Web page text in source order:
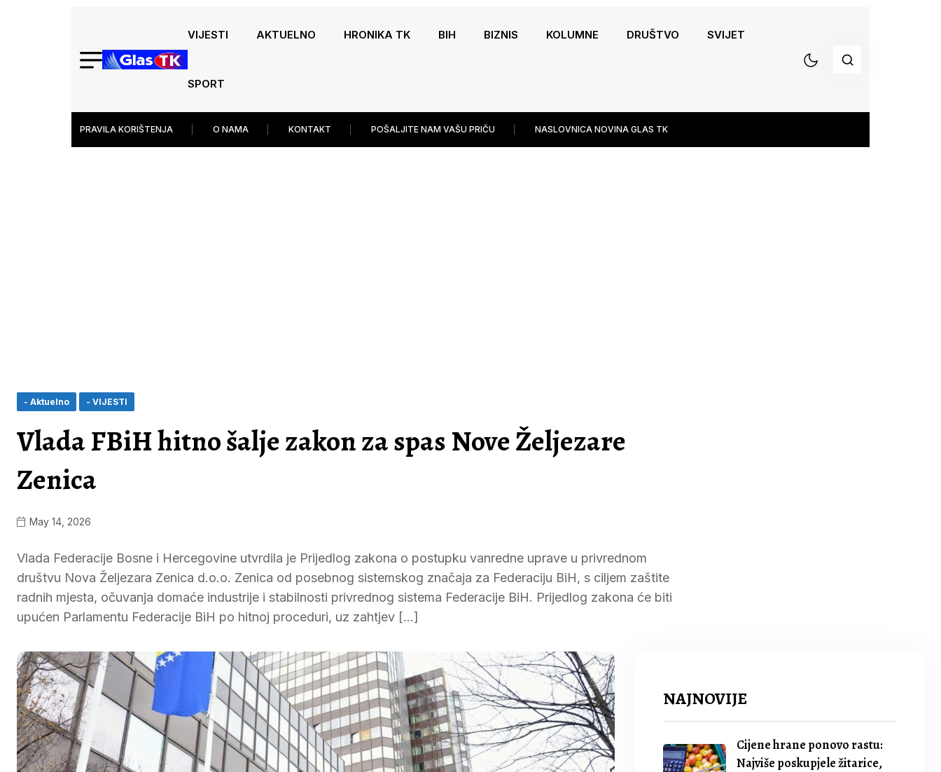
VIJESTI AKTUELNO HRONIKA TK BIH BIZNIS KOLUMNE DRUŠTVO SVIJET
SPORT
PRAVILA KORIŠTENJA O NAMA KONTAKT POŠALJITE NAM VAŠU PRIČU NASLOVNICA NOVINA GLAS TK
- Aktuelno - VIJESTI
Vlada FBiH hitno šalje zakon za spas Nove Željezare
Zenica
May 14, 2026
Vlada Federacije Bosne i Hercegovine utvrdila je Prijedlog zakona o postupku vanredne uprave u privrednom
društvu Nova Željezara Zenica d.o.o. Zenica od posebnog sistemskog značaja za Federaciju BiH, s ciljem zaštite
radnih mjesta, očuvanja domaće industrije i stabilnosti privrednog sistema Federacije BiH. Prijedlog zakona će biti
upućen Parlamentu Federacije BiH po hitnoj proceduri, uz zahtjev […]
NAJNOVIJE
Cijene hrane ponovo rastu:
Najviše poskupjele žitarice,